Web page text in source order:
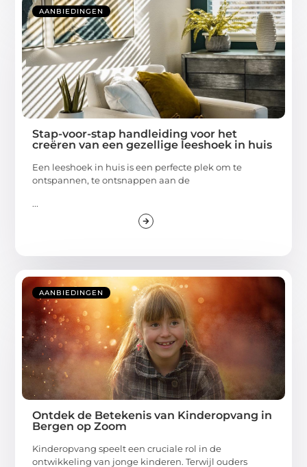
AANBIEDINGEN
Stap-voor-stap handleiding voor het
creëren van een gezellige leeshoek in huis
Een leeshoek in huis is een perfecte plek om te
ontspannen, te ontsnappen aan de
...
AANBIEDINGEN
Ontdek de Betekenis van Kinderopvang in
Bergen op Zoom
Kinderopvang speelt een cruciale rol in de
ontwikkeling van jonge kinderen. Terwijl ouders